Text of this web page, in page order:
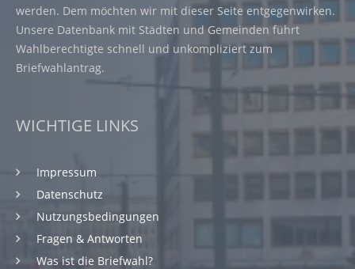
werden. Dem möchten wir mit dieser Seite entgegenwirken.
Unsere Datenbank mit Städten und Gemeinden führt
Wahlberechtigte schnell und unkompliziert zum
Briefwahlantrag.
WICHTIGE LINKS
Impressum
Datenschutz
Nutzungsbedingungen
Fragen & Antworten
Was ist die Briefwahl?